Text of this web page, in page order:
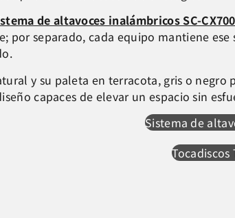
de altavoces inalámbricos SC-CX700
por separado, cada equipo mantiene
y su paleta en terracota, gris o
capaces de elevar un espacio sin
Sistema de
Tocadiscos